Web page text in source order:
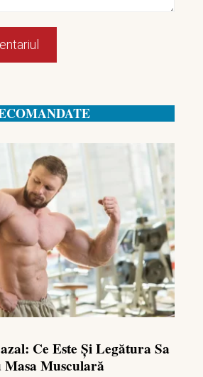
Ce Este Și Legătura Sa
Masa Musculară